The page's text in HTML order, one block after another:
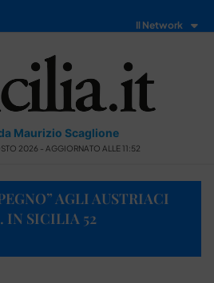
Il Network
Maurizio Scaglione
2026 - AGGIORNATO ALLE 11:52
AGLI AUSTRIACI
IN SICILIA 52